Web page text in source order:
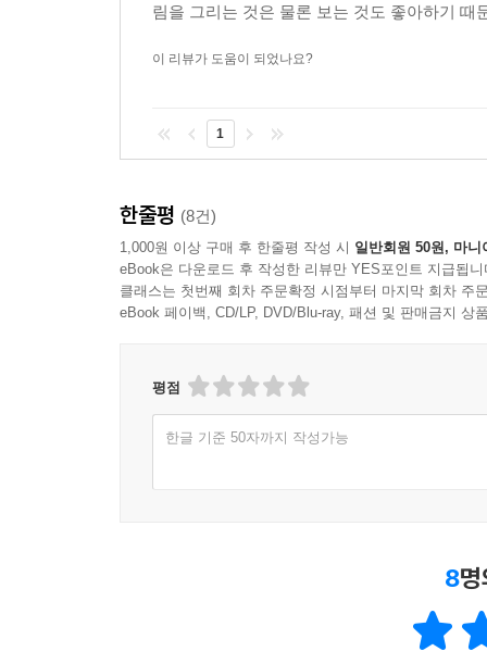
림을 그리는 것은 물론 보는 것도 좋아하기
이 리뷰가 도움이 되었나요?
1
한줄평 (8건)
1,000원 이상 구매 후 한줄평 작성 시 일반회원 50원, 마니
eBook은 다운로드 후 작성한 리뷰만 YES포인트 지급됩니
클래스는 첫번째 회차 주문확정 시점부터 마지막 회차 주
eBook 페이백, CD/LP, DVD/Blu-ray, 패션 및 판매금지 상
평점
한글 기준 50자까지 작성가능
8